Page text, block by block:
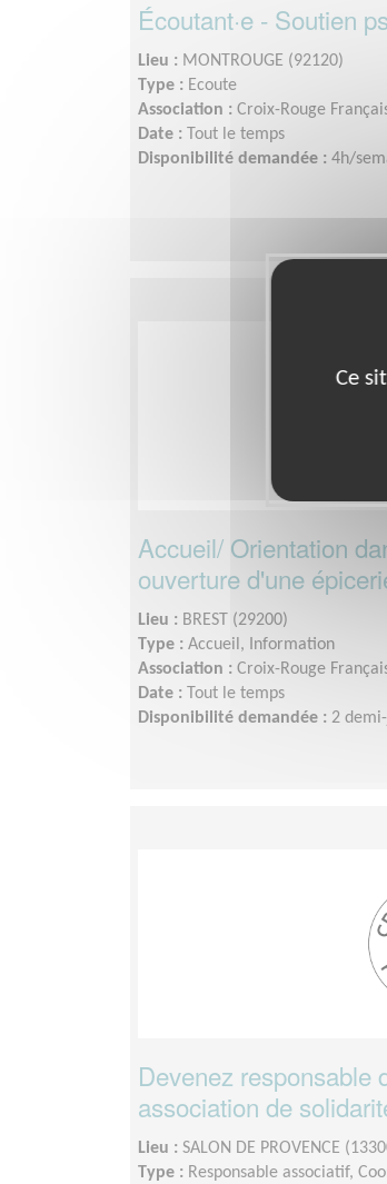
Écoutant·e - Soutien
Lieu : MONTROUGE (92120)
Type : Ecoute
Association : Croix-Rouge
Date :
Tout le temps
Disponibilité demandée : 4h/
Accueil/ Orientation
ouverture d'une
Lieu : BREST (29200)
Type : Accueil, Information
Association : Croix-Rouge
Date :
Tout le temps
Disponibilité demandée : 2
Devenez responsable
association de
Lieu : SALON DE PROVENCE
Type : Responsable associatif,
Ce